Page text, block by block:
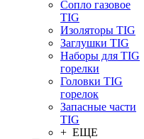
Сопло газовое
TIG
Изоляторы TIG
Заглушки TIG
Наборы для TIG
горелки
Головки TIG
горелок
Запасные части
TIG
+ ЕЩЕ